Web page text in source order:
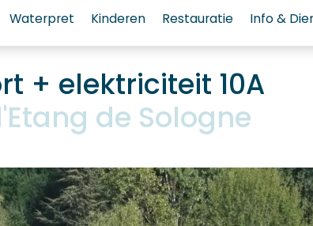
Waterpret Kinderen Restauratie Info &
+ elektriciteit 10A
de Sologne